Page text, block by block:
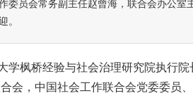
委员会常务副主任赵曾海，联合会办公室
。
学枫桥经验与社会治理研究院执行
会，中国社会工作联合会党委委员